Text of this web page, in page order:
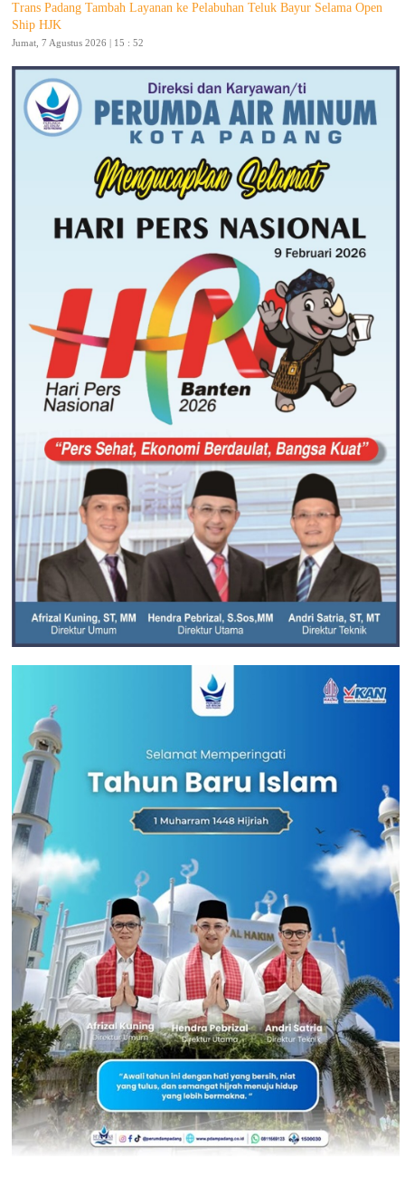
Trans Padang Tambah Layanan ke Pelabuhan Teluk Bayur Selama Open
Ship HJK
Jumat, 7 Agustus 2026 | 15 : 52